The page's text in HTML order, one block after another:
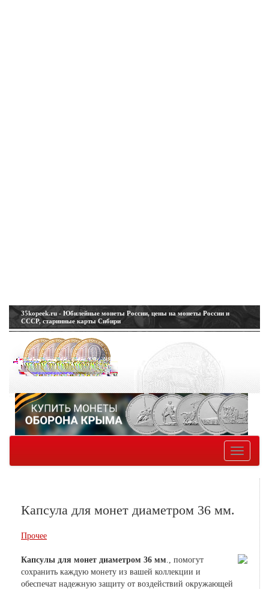
35kopeek.ru - Юбилейные монеты России, цены на монеты России и
СССР, старинные карты Сибири
Toggle
Капсула для монет диаметром 36 мм.
Прочее
Капсулы для монет диаметром 36 мм ., помогут
сохранить каждую монету из вашей коллекции и
обеспечат надежную защиту от воздействий окружающей